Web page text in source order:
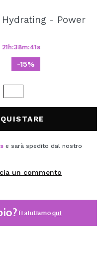
potrai fare i tuoi
lo stato dei tuoi ordini e
- Power
21 h:38m:41s
-15%
s e sarà spedito dal nostro
un commento
Ti aiutiamoqui